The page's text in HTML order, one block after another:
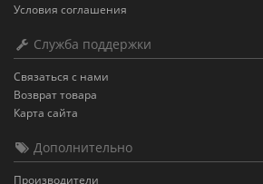
Условия соглашения
Служба поддержки
Связаться с нами
Возврат товара
Карта сайта
Дополнительно
Производители